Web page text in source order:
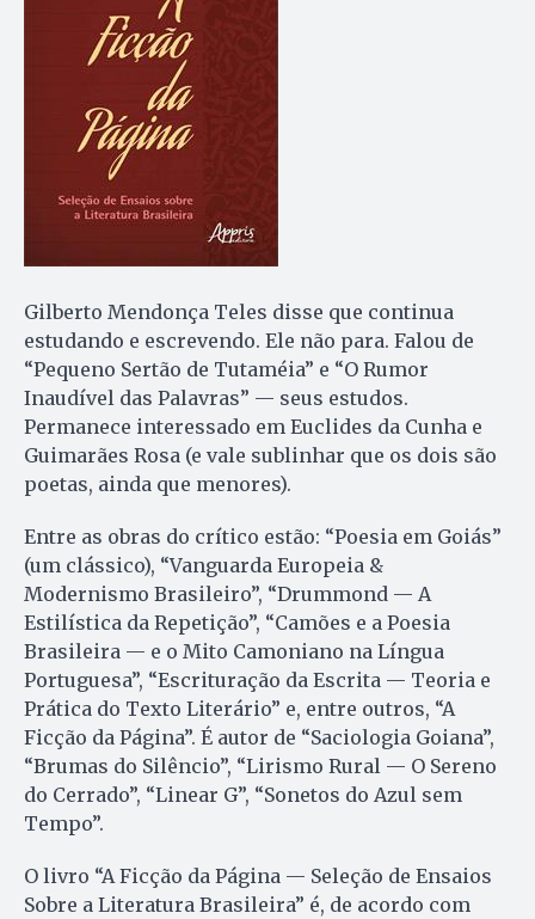
Gilberto Mendonça Teles disse que continua
estudando e escrevendo. Ele não para. Falou de
“Pequeno Sertão de Tutaméia” e “O Rumor
Inaudível das Palavras” — seus estudos.
Permanece interessado em Euclides da Cunha e
Guimarães Rosa (e vale sublinhar que os dois são
poetas, ainda que menores).
Entre as obras do crítico estão: “Poesia em Goiás”
(um clássico), “Vanguarda Europeia &
Modernismo Brasileiro”, “Drummond — A
Estilística da Repetição”, “Camões e a Poesia
Brasileira — e o Mito Camoniano na Língua
Portuguesa”, “Escrituração da Escrita — Teoria e
Prática do Texto Literário” e, entre outros, “A
Ficção da Página”. É autor de “Saciologia Goiana”,
“Brumas do Silêncio”, “Lirismo Rural — O Sereno
do Cerrado”, “Linear G”, “Sonetos do Azul sem
Tempo”.
O livro “A Ficção da Página — Seleção de Ensaios
Sobre a Literatura Brasileira” é, de acordo com